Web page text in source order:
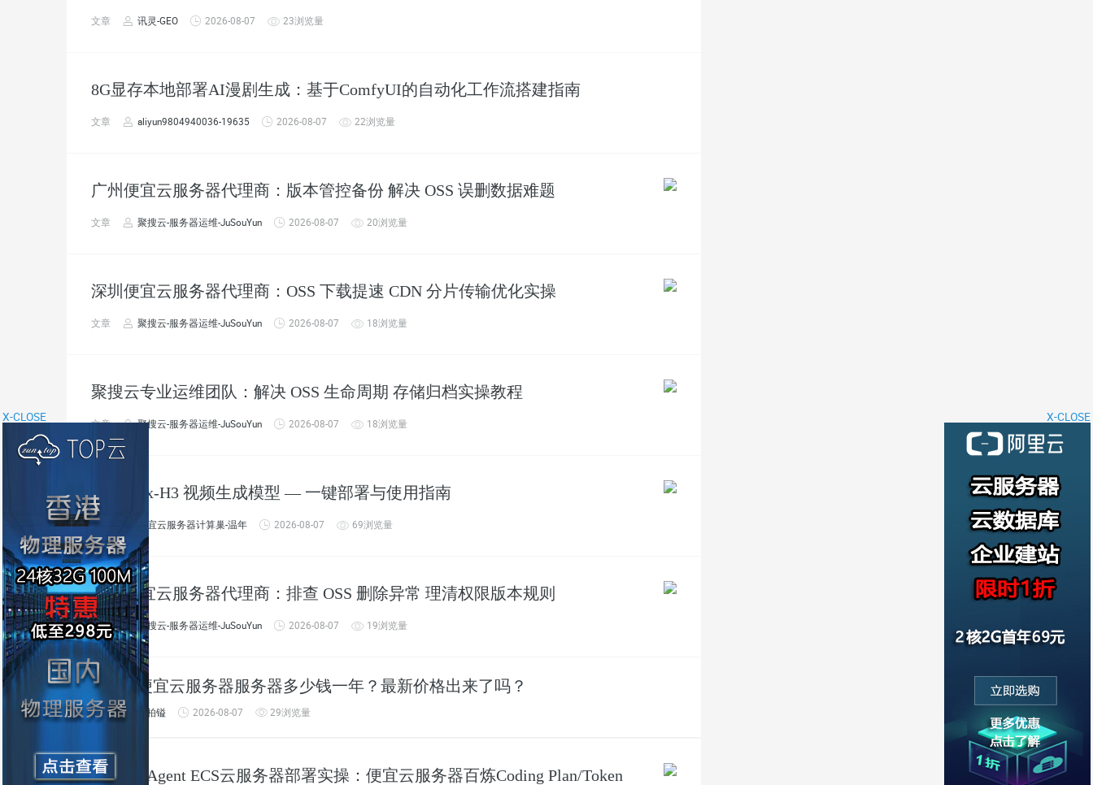
X-CLOSE
X-CLOSE
文章 讯灵-GEO 2026-08-07 23浏览量
8G显存本地部署AI漫剧生成：基于ComfyUI的自动化工作流搭建指南
文章 aliyun9804940036-19635 2026-08-07 22浏览量
广州便宜云服务器代理商：版本管控备份 解决 OSS 误删数据难题
文章 聚搜云-服务器运维-JuSouYun 2026-08-07 20浏览量
深圳便宜云服务器代理商：OSS 下载提速 CDN 分片传输优化实操
文章 聚搜云-服务器运维-JuSouYun 2026-08-07 18浏览量
聚搜云专业运维团队：解决 OSS 生命周期 存储归档实操教程
文章 聚搜云-服务器运维-JuSouYun 2026-08-07 18浏览量
MiniMax-H3 视频生成模型 — 一键部署与使用指南
文章 便宜云服务器计算巢-温年 2026-08-07 69浏览量
深圳便宜云服务器代理商：排查 OSS 删除异常 理清权限版本规则
文章 聚搜云-服务器运维-JuSouYun 2026-08-07 19浏览量
回答
便宜云服务器服务器多少钱一年？最新价格出来了吗？
张柏镒 2026-08-07 29浏览量
Hermes Agent ECS云服务器部署实操：便宜云服务器百炼Coding Plan/Token